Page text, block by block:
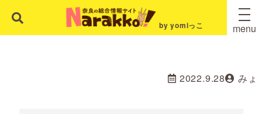
by yomiっこ menu
2022.9.28 みょ